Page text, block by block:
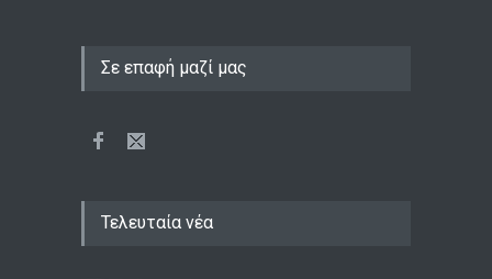
Σε επαφή μαζί μας
Τελευταία νέα